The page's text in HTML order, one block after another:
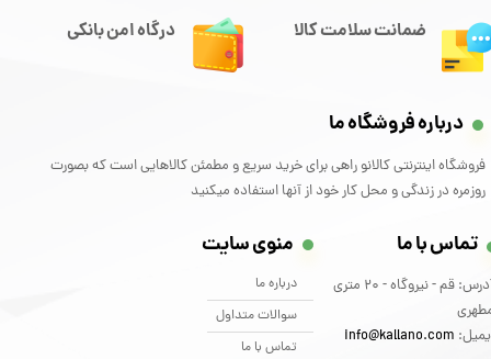
درگاه امن بانکی ضمانت سلامت کالا
درباره فروشگاه ما
فروشگاه اینترنتی کالانو راهی برای خرید سریع و مطمئن کالاهایی است که بصورت
روزمره در زندگی و محل کار خود از آنها استفاده میکنید
تماس با ما
آدرس: قم - نیروگاه - 20 متری
info@kallano.com​​​​​​​
منوی سایت
درباره ما
سوالات متداول
تماس با ما